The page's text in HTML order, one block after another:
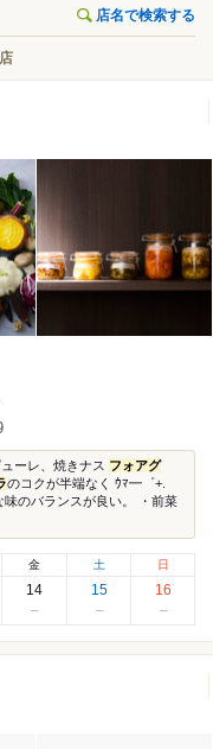
店名で検索する
ーレ、焼きナス フォアグ
のコクが半端なく ｳﾏ━゜+.
のバランスが良い。 ・前菜
金
14
土
15
日
16